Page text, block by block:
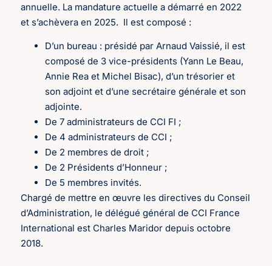
annuelle. La mandature actuelle a démarré en 2022
et s’achèvera en 2025. Il est composé :
D’un bureau : présidé par Arnaud Vaissié, il est
composé de 3 vice-présidents (Yann Le Beau,
Annie Rea et Michel Bisac), d’un trésorier et
son adjoint et d’une secrétaire générale et son
adjointe.
De 7 administrateurs de CCI FI ;
De 4 administrateurs de CCI ;
De 2 membres de droit ;
De 2 Présidents d’Honneur ;
De 5 membres invités.
Chargé de mettre en œuvre les directives du Conseil
d’Administration, le délégué général de CCI France
International est Charles Maridor depuis octobre
2018.